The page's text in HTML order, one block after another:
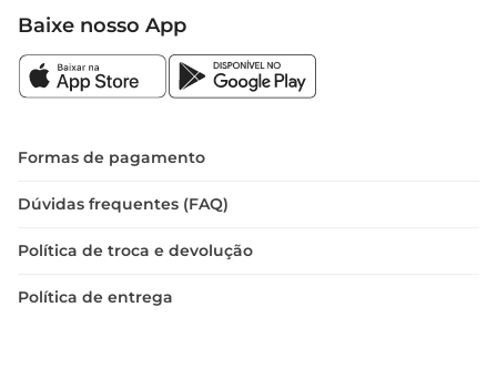
Baixe nosso App
Formas de pagamento
Dúvidas frequentes (FAQ)
Política de troca e devolução
Política de entrega